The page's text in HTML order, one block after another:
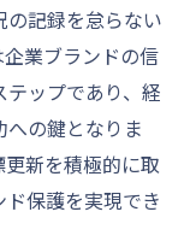
記録を怠らない
業ブランドの信
ップであり、経
の鍵となりま
新を積極的に取
保護を実現でき